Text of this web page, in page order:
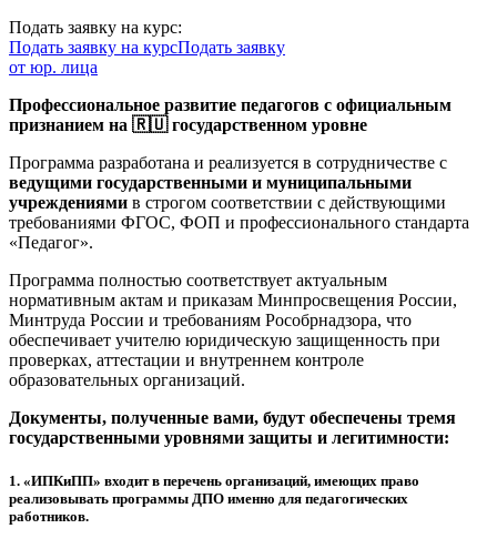
Подать заявку на курс:
Подать заявку на курсПодать заявку
от юр. лица
Профессиональное развитие педагогов с официальным
признанием на 🇷🇺 государственном уровне
Программа разработана и реализуется в сотрудничестве с
ведущими государственными и муниципальными
учреждениями в строгом соответствии с действующими
требованиями ФГОС, ФОП и профессионального стандарта
«Педагог».
Программа полностью соответствует актуальным
нормативным актам и приказам Минпросвещения России,
Минтруда России и требованиям Рособрнадзора, что
обеспечивает учителю юридическую защищенность при
проверках, аттестации и внутреннем контроле
образовательных организаций.
Документы, полученные вами, будут обеспечены тремя
государственными уровнями защиты и легитимности:
1. «ИПКиПП» входит в перечень организаций, имеющих право
реализовывать программы ДПО именно для педагогических
работников.